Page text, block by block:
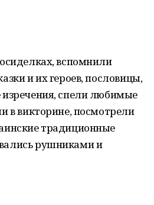
вспомнили
и их героев, пословицы,
спели любимые
в викторине, посмотрели
традиционные
рушниками и